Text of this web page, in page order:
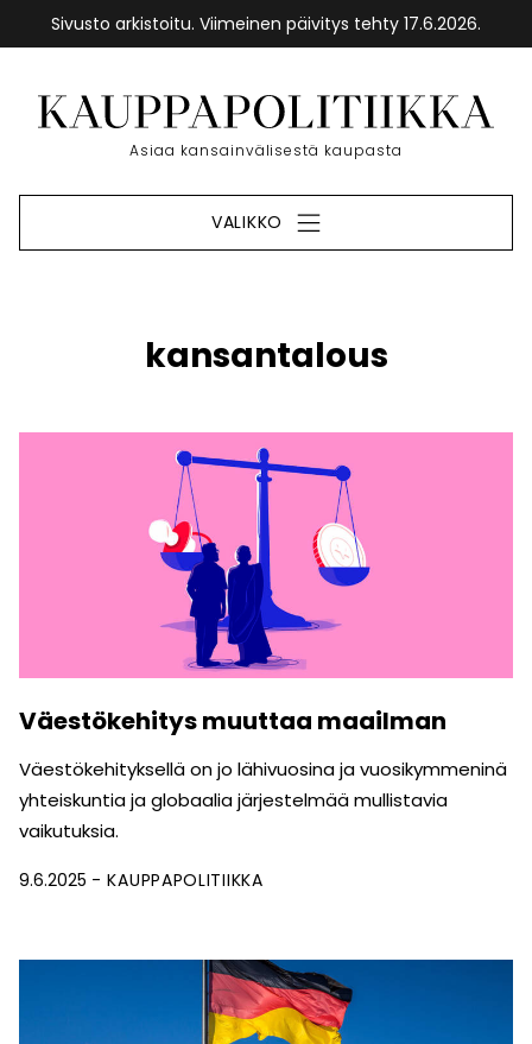
Sivusto arkistoitu. Viimeinen päivitys tehty 17.6.2026.
sisältöön
Etusivu
Asiaa kansainvälisestä kaupasta
VALIKKO
kansantalous
Väestökehitys muuttaa maailman
Väestökehityksellä on jo lähivuosina ja vuosikymmeninä
yhteiskuntia ja globaalia järjestelmää mullistavia
vaikutuksia.
9.6.2025 KAUPPAPOLITIIKKA